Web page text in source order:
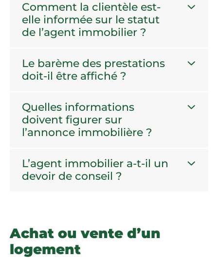
Comment la clientèle est-
elle informée sur le statut
de l’agent immobilier ?
Le barème des prestations
doit-il être affiché ?
Quelles informations
doivent figurer sur
l’annonce immobilière ?
L’agent immobilier a-t-il un
devoir de conseil ?
Achat ou vente d’un
logement